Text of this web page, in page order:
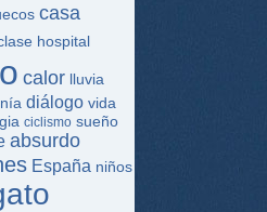
casa
hospital
calor lluvia
diálogo vida
ciclismo sueño
absurdo
España niños